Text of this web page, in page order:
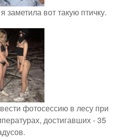
вот такую птичку.
фотосессию в лесу при
достигавших - 35